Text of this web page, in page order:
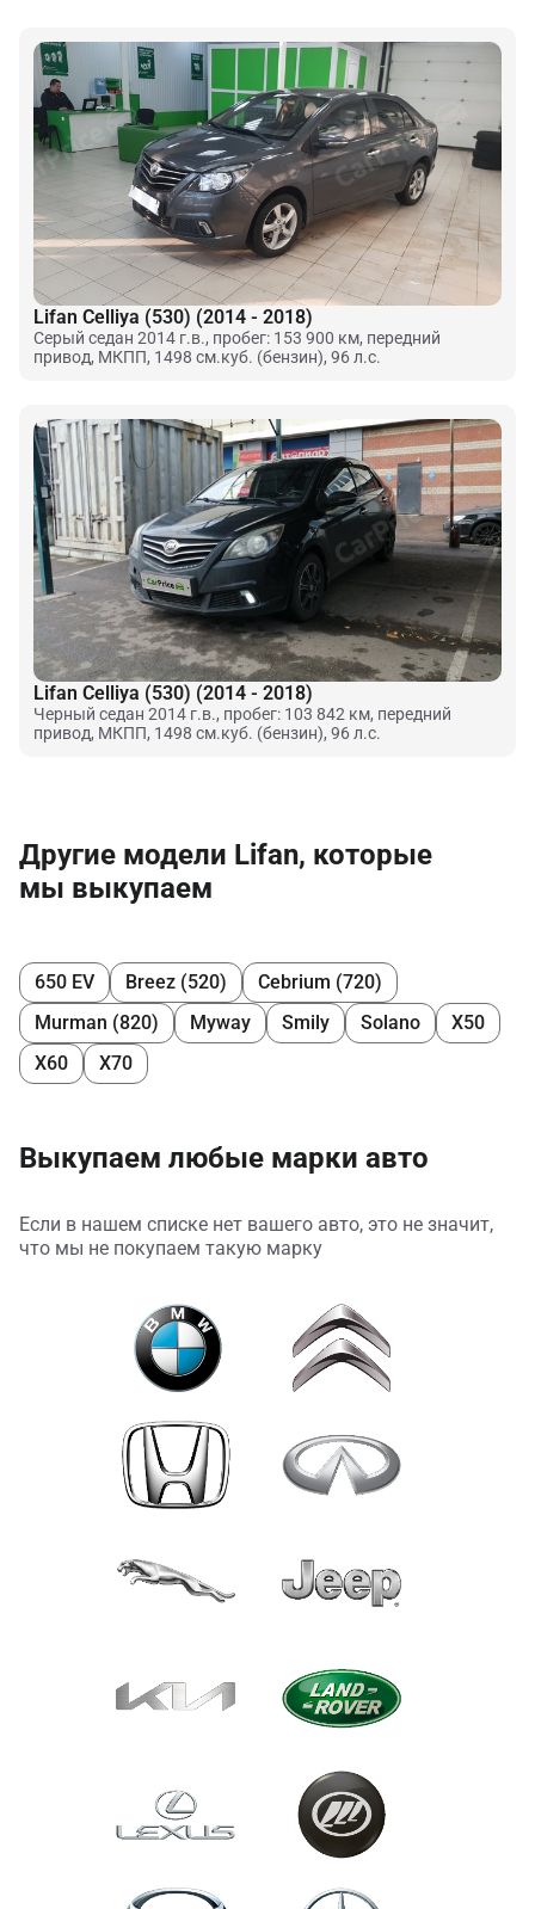
Lifan Celliya (530) (2014 - 2018)
Серый седан 2014 г.в., пробег: 153 900 км, передний
привод, МКПП, 1498 см.куб. (бензин), 96 л.с.
Lifan Celliya (530) (2014 - 2018)
Черный седан 2014 г.в., пробег: 103 842 км, передний
привод, МКПП, 1498 см.куб. (бензин), 96 л.с.
Другие модели Lifan, которые
мы выкупаем
650 EV Breez (520)
Cebrium (720)
Murman (820)
Myway Smily Solano
X50
X60
X70
Выкупаем любые марки авто
Если в нашем списке нет вашего авто, это не значит,
что мы не покупаем такую марку